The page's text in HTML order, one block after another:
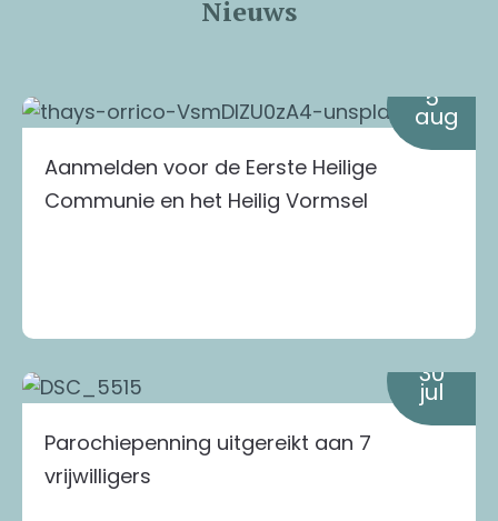
Nieuws
5
aug
Aanmelden voor de Eerste Heilige
Communie en het Heilig Vormsel
30
jul
Parochiepenning uitgereikt aan 7
vrijwilligers